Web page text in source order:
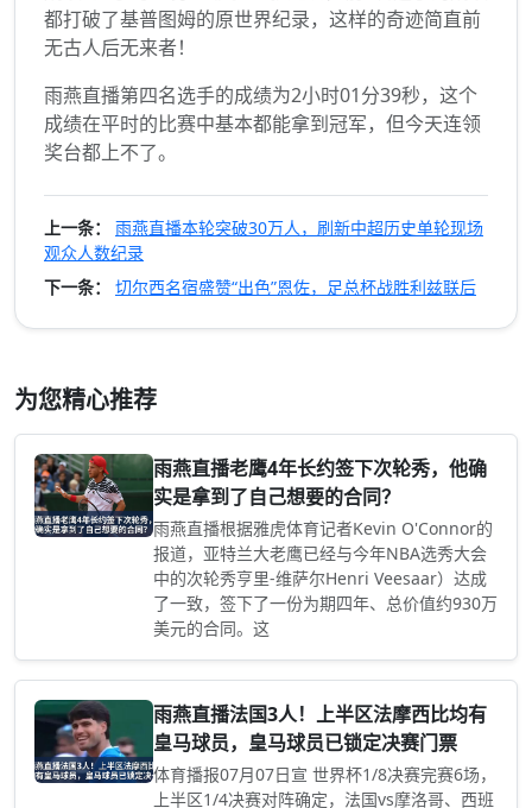
都打破了基普图姆的原世界纪录，这样的奇迹简直前
无古人后无来者！
雨燕直播第四名选手的成绩为2小时01分39秒，这个
成绩在平时的比赛中基本都能拿到冠军，但今天连领
奖台都上不了。
上一条：
雨燕直播本轮突破30万人，刷新中超历史单轮现场
观众人数纪录
下一条：
切尔西名宿盛赞“出色”恩佐，足总杯战胜利兹联后
为您精心推荐
雨燕直播老鹰4年长约签下次轮秀，他确
实是拿到了自己想要的合同？
雨燕直播根据雅虎体育记者Kevin O'Connor的
报道，亚特兰大老鹰已经与今年NBA选秀大会
中的次轮秀亨里-维萨尔Henri Veesaar）达成
了一致，签下了一份为期四年、总价值约930万
美元的合同。这
雨燕直播法国3人！上半区法摩西比均有
皇马球员，皇马球员已锁定决赛门票
体育播报07月07日宣 世界杯1/8决赛完赛6场，
上半区1/4决赛对阵确定，法国vs摩洛哥、西班